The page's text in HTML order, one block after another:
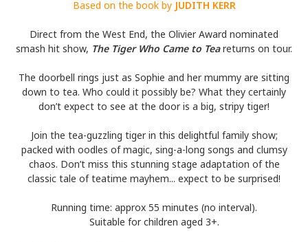
Based on the book by JUDITH KERR
Direct from the West End, the Olivier Award nominated
smash hit show, The Tiger Who Came to Teareturns on tour.
The doorbell rings just as Sophie and her mummy are sitting
down to tea. Who could it possibly be? What they certainly
don’t expect to see at the door is a big, stripy tiger!
Join the tea-guzzling tiger in this delightful family show;
packed with oodles of magic, sing-a-long songs and clumsy
chaos. Don’t miss this stunning stage adaptation of the
classic tale of teatime mayhem... expect to be surprised!
Running time: approx 55 minutes (no interval).
Suitable for children aged 3+.